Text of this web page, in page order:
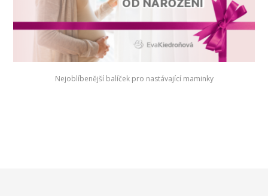
Nejoblíbenější balíček pro nastávající maminky